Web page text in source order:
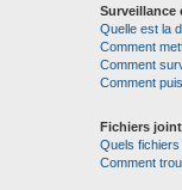
Surveillance
Quelle est la
Comment
Comment
Comment
Fichiers
Quels
Comment